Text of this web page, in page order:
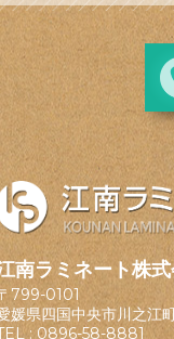
南ラミネート株
799-0101
媛県四国中央市川之江
: 0896-58-8881